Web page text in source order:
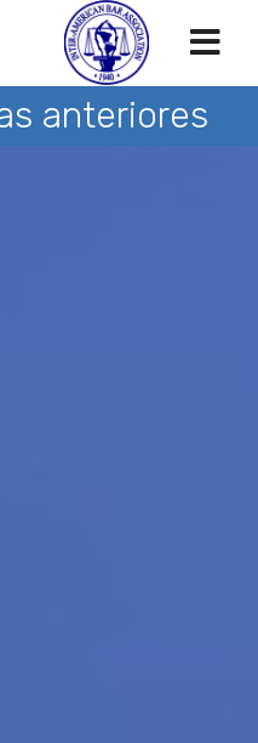
anteriores